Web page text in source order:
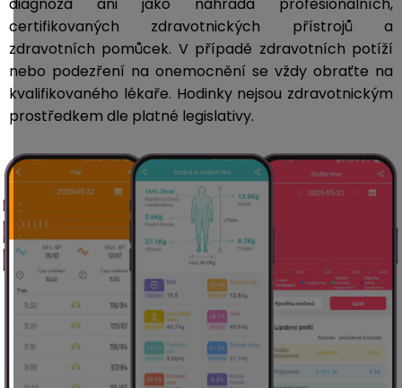
certifikovaných zdravotnických přístrojů a
zdravotních pomůcek. V případě zdravotních potíží
nebo podezření na onemocnění se vždy obraťte na
kvalifikovaného lékaře. Hodinky nejsou zdravotnickým
prostředkem dle platné legislativy.